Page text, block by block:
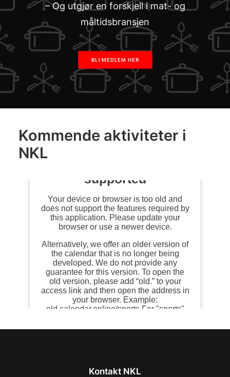
– Og utgjør en forskjell i mat- og
måltidsbransjen
BLI MEDLEM HER
Kommende aktiviteter i
NKL
Kontakt NKL